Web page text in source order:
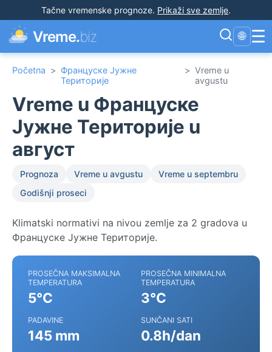
Tačne vremenske prognoze. Prikaži sve zemlje.
Vreme.biz 🌐 ☰
Početna > Француске Јужне
Територије
> Vreme u
avgustu
Vreme u Француске
Јужне Територије u
август
Prognoza Vreme u avgustu
Vreme u septembru
Godišnji proseci
Klimatski normativi na nivou zemlje za 2 gradova u
Француске Јужне Територије.
PROSEČNA MAKSIMALNA
TEMPERATURA
5°C
PROSEČNA MINIMALNA
TEMPERATURA
3°C
PADAVINE
145 mm
SUNČANI SATI
0.8h/dan